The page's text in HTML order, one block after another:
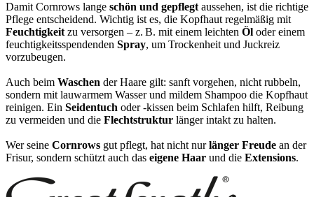
Damit Cornrows lange schön und gepflegt aussehen, ist die richtige
Pflege entscheidend. Wichtig ist es, die Kopfhaut regelmäßig mit
Feuchtigkeit zu versorgen – z. B. mit einem leichten Öl oder einem
feuchtigkeitsspendenden Spray, um Trockenheit und Juckreiz
vorzubeugen.
Auch beim Waschen der Haare gilt: sanft vorgehen, nicht rubbeln,
sondern mit lauwarmem Wasser und mildem Shampoo die Kopfhaut
reinigen. Ein Seidentuch oder -kissen beim Schlafen hilft, Reibung
zu vermeiden und die Flechtstruktur länger intakt zu halten.
Wer seine Cornrows gut pflegt, hat nicht nurlänger Freude an der
Frisur, sondern schützt auch das eigene Haar und die Extensions.